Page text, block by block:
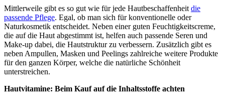
Mittlerweile gibt es so gut wie für jede Hautbeschaffenheit die
passende Pflege. Egal, ob man sich für konventionelle oder
Naturkosmetik entscheidet. Neben einer guten Feuchtigkeitscreme,
die auf die Haut abgestimmt ist, helfen auch passende Seren und
Make-up dabei, die Hautstruktur zu verbessern. Zusätzlich gibt es
neben Ampullen, Masken und Peelings zahlreiche weitere Produkte
für den ganzen Körper, welche die natürliche Schönheit
unterstreichen.
Hautvitamine: Beim Kauf auf die Inhaltsstoffe achten